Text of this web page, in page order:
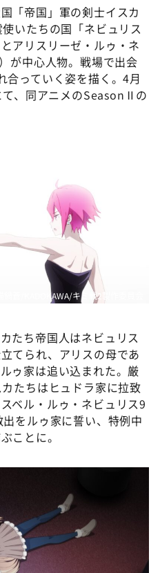
「帝国」軍の剣士イスカ
使いたちの国「ネビュリス
アリスリーゼ・ルゥ・ネ
が中心人物。戦場で出会
合っていく姿を描く。4月
、同アニメのSeasonⅡの
蒼/KADOKAWA/キミ戦2製作委員会
たち帝国人はネビュリス
てられ、アリスの母であ
ゥ家は追い込まれた。厳
たちはヒュドラ家に拉致
ベル・ルゥ・ネビュリス9
をルゥ家に誓い、特例中
ことに。